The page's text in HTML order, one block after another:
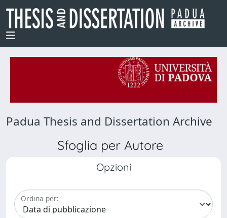
Padua Thesis and Dissertation Archive
Sfoglia per Autore
Opzioni
Ordina per: